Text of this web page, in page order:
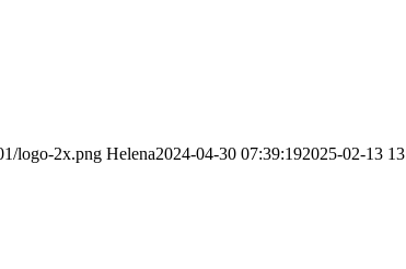
logo-2x.png Helena2024-04-30 07:39:192025-02-13